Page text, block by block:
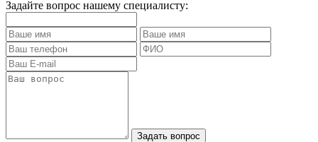
Задайте вопрос нашему специалисту: